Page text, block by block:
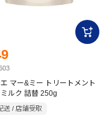
マー&ミー トリートメント
ルク 詰替 250g
送 / 店舗受取